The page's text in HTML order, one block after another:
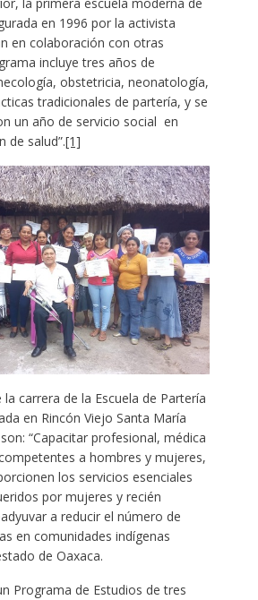
en 1996 por la activista
en colaboración con otras
incluye tres años de
obstetricia, neonatología,
tradicionales de partería, y se
un año de servicio social en
de salud”.[1]
carrera de la Escuela de Partería
en Rincón Viejo Santa María
“Capacitar profesional, médica
a hombres y mujeres,
los servicios esenciales
por mujeres y recién
a reducir el número de
en comunidades indígenas
de Oaxaca.
Programa de Estudios de tres